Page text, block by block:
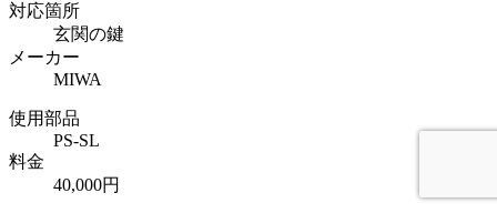
対応箇所
玄関の鍵
メーカー
MIWA
使用部品
PS-SL
料金
40,000円